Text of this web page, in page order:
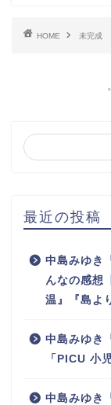
HOME 未完成
最近の投稿
中島みゆき
んなの感想
温』『島よ
中島みゆき
「PICU 小
中島みゆき